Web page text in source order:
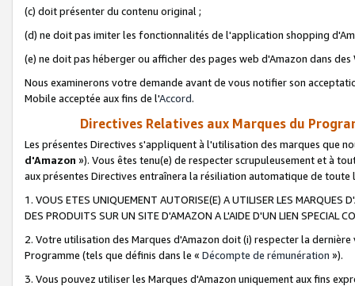
(c) doit présenter du contenu original ;
(d) ne doit pas imiter les fonctionnalités de l'application shopping
(e) ne doit pas héberger ou afficher des pages web d'Amazon dans
Nous examinerons votre demande avant de vous notifier son
Mobile acceptée aux fins de l'Accord.
Directives Relatives aux Marques du
Les présentes Directives s'appliquent à l'utilisation des marques que
d'Amazon »). Vous êtes tenu(e) de respecter scrupuleusement et à
aux présentes Directives entraînera la résiliation automatique de
1. VOUS ETES UNIQUEMENT AUTORISE(E) A UTILISER LES MARQUES
DES PRODUITS SUR UN SITE D'AMAZON A L'AIDE D'UN LIEN SPECIAL
2. Votre utilisation des Marques d'Amazon doit (i) respecter la
Programme (tels que définis dans le « Décompte de rémunération »).
3. Vous pouvez utiliser les Marques d'Amazon uniquement aux fins